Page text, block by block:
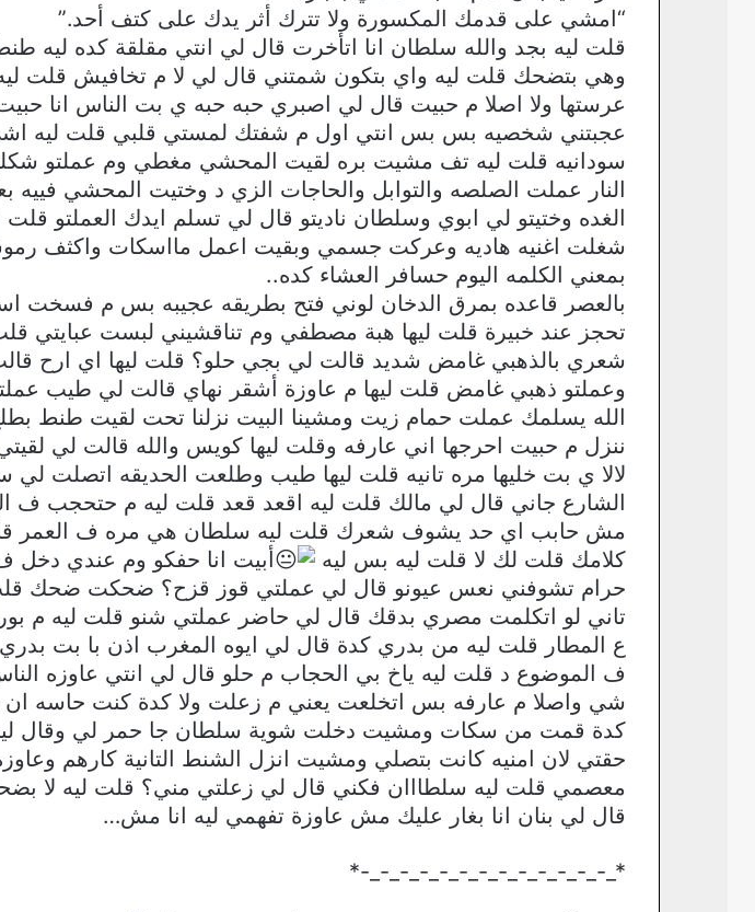
“امشي على قدمك المكسورة ولا تترك أثر يدك على كتف أحد.”
قلت ليه بجد والله سلطان انا اتأخرت قال لي انتي مقلقة كده
وهي بتضحك قلت ليه واي بتكون شمتني قال لي لا م تخافيش
عرستها ولا اصلا م حبيت قال لي اصبري حبه حبه ي بت الناس انا
عجبتني شخصيه بس بس انتي اول م شفتك لمستي قلبي قلت ليه
سودانيه قلت ليه تف مشيت بره لقيت المحشي مغطي وم عملتو
النار عملت الصلصه والتوابل والحاجات الزي د وختيت المحشي
الغده وختيتو لي ابوي وسلطان ناديتو قال لي تسلم ايدك
شغلت اغنيه هاديه وعركت جسمي وبقيت اعمل مااسكات واكثف
بمعني الكلمه اليوم حسافر العشاء كده..
بالعصر قاعده بمرق الدخان لوني فتح بطريقه عجيبه بس م فسخت
تحجز عند خبيرة قلت ليها هبة مصطفي وم تناقشيني لبست عبايتي
شعري بالذهبي غامض شديد قالت لي بجي حلو؟ قلت ليها اي ارح
وعملتو ذهبي غامض قلت ليها م عاوزة أشقر نهاي قالت لي طيب
الله يسلمك عملت حمام زيت ومشينا البيت نزلنا تحت لقيت طنط
ننزل م حبيت احرجها اني عارفه وقلت ليها كويس والله قالت لي
لالا ي بت خليها مره تانيه قلت ليها طيب وطلعت الحديقه اتصلت
الشارع جاني قال لي مالك قلت ليه اقعد قعد قلت ليه م حتحجب ف
مش حابب اي حد يشوف شعرك قلت ليه سلطان هي مره ف العمر قال
كلامك قلت لك لا قلت ليه بس ليه
أبيت انا حفكو وم عندي دخل
حرام تشوفني نعس عيونو قال لي عملتي قوز قزح؟ ضحكت ضحك
تاني لو اتكلمت مصري بدقك قال لي حاضر عملتي شنو قلت ليه م
ع المطار قلت ليه من بدري كدة قال لي ايوه المغرب اذن با بت
ف الموضوع د قلت ليه ياخ بي الحجاب م حلو قال لي انتي عاوزه
شي واصلا م عارفه بس اتخلعت يعني م زعلت ولا كدة كنت حاسه
كدة قمت من سكات ومشيت دخلت شوية سلطان جا حمر لي وقال
حقتي لان امنيه كانت بتصلي ومشيت انزل الشنط التانية كارهم
معصمي قلت ليه سلطااان فكني قال لي زعلتي مني؟ قلت ليه لا
قال لي بنان انا بغار عليك مش عاوزة تفهمي ليه انا مش…
*_-_-_-_-_-_-_-_-_-_-_-_-_-*